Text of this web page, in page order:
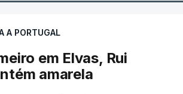
A PORTUGAL
em Elvas, Rui
amarela